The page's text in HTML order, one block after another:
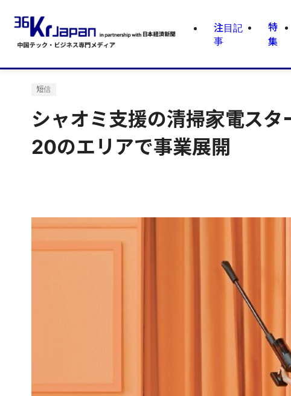
注目記
事
特
集
短信
シャオミ支援の清掃家電ス
20のエリアで事業展開